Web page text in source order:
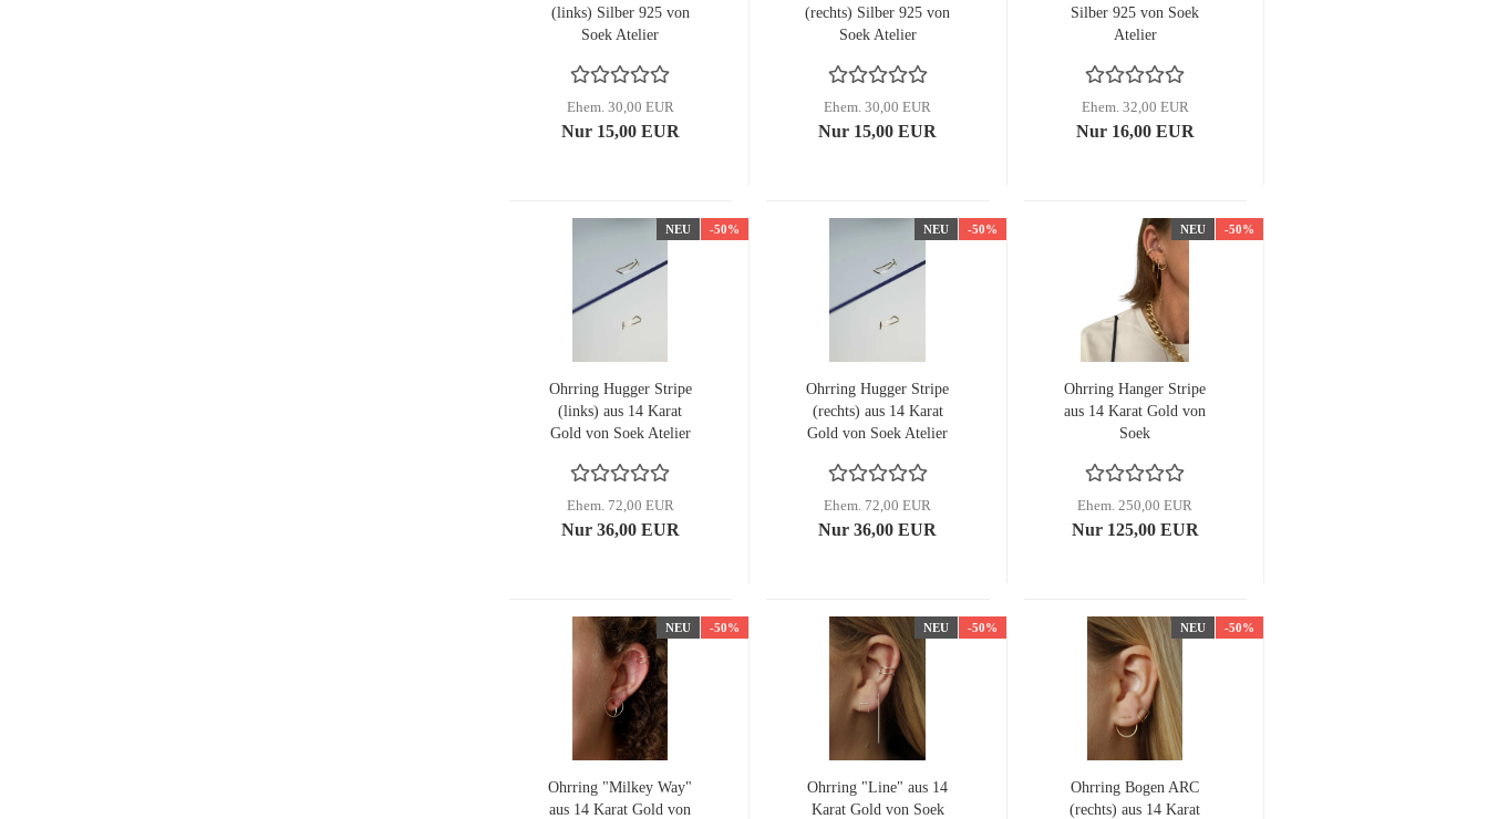
(links) Silber 925 von
Soek Atelier
Ehem. 30,00 EUR
Nur 15,00 EUR
(rechts) Silber 925 von
Soek Atelier
Ehem. 30,00 EUR
Nur 15,00 EUR
Silber 925 von Soek
Atelier
Ehem. 32,00 EUR
Nur 16,00 EUR
NEU -50%
Ohrring Hugger Stripe
(links) aus 14 Karat
Gold von Soek Atelier
Ehem. 72,00 EUR
Nur 36,00 EUR
NEU -50%
Ohrring Hugger Stripe
(rechts) aus 14 Karat
Gold von Soek Atelier
Ehem. 72,00 EUR
Nur 36,00 EUR
NEU -50%
Ohrring Hanger Stripe
aus 14 Karat Gold von
Soek
Ehem. 250,00 EUR
Nur 125,00 EUR
NEU -50%
Ohrring "Milkey Way"
aus 14 Karat Gold von
NEU -50%
Ohrring "Line" aus 14
Karat Gold von Soek
NEU -50%
Ohrring Bogen ARC
(rechts) aus 14 Karat